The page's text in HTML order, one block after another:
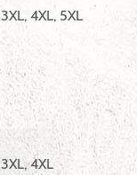
4XL, 5XL
4XL